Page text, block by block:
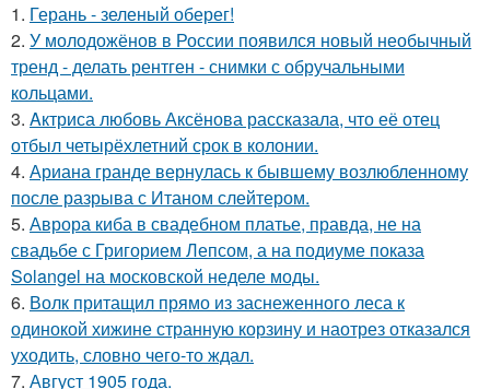
1. Герань - зеленый оберег!
2. У молодожёнов в России появился новый необычный
тренд - делать рентген - снимки с обручальными
кольцами.
3. Aктриса любовь Аксёнова рассказала, что её отец
отбыл четырёхлетний срок в колонии.
4. Ариана гранде вернулась к бывшему возлюбленному
после разрыва с Итаном слейтером.
5. Аврора киба в свадебном платье, правда, не на
свадьбе с Григорием Лепсом, а на подиуме показа
Solangel на московской неделе моды.
6. Волк притащил прямо из заснеженного леса к
одинокой хижине странную корзину и наотрез отказался
уходить, словно чего-то ждал.
7. Август 1905 года.